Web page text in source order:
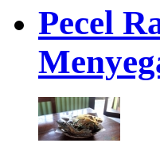
Pecel